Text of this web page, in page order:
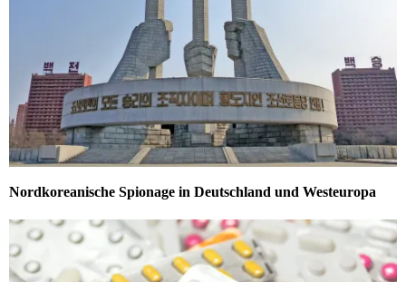
Nordkoreanische Spionage in Deutschland und Westeuropa